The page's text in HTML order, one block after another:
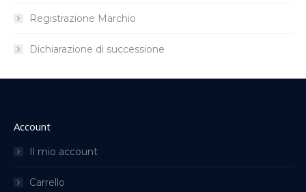
Registrazione Marchio
Dichiarazione di successione
Account
Il mio account
Carrello